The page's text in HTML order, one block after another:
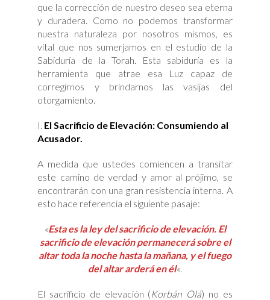
que la corrección de nuestro deseo sea eterna
y duradera. Como no podemos transformar
nuestra naturaleza por nosotros mismos, es
vital que nos sumerjamos en el estudio de la
Sabiduría de la Torah. Esta sabiduría es la
herramienta que atrae esa Luz capaz de
corregirnos y brindarnos las vasijas del
otorgamiento.
El Sacrificio de Elevación: Consumiendo al
Acusador.
A medida que ustedes comiencen a transitar
este camino de verdad y amor al prójimo, se
encontrarán con una gran resistencia interna. A
esto hace referencia el siguiente pasaje:
«Esta es la ley del sacrificio de elevación. El
sacrificio de elevación permanecerá sobre el
altar toda la noche hasta la mañana, y el fuego
del altar arderá en él«.
El sacrificio de elevación (Korbán Olá) no es